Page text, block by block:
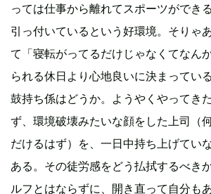
っては仕事から離れてスポーツができ
引っ付いているという好環境。そりゃ
て「寝転がってるだけじゃなくてなん
られる休日より心地良いに決まってい
鼓持ち係はどうか。ようやくやってき
ず、環境破壊みたいな顔をした上司（
だけるはず）を、一日中持ち上げてい
ある。その徒労感をどう払拭するべき
ルフとはならずに、開き直って自分も